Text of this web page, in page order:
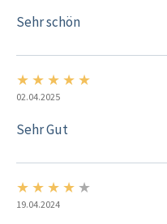
Sehr schön
★ ★ ★ ★ ★
02.04.2025
Sehr Gut
★ ★ ★ ★ ★
19.04.2024